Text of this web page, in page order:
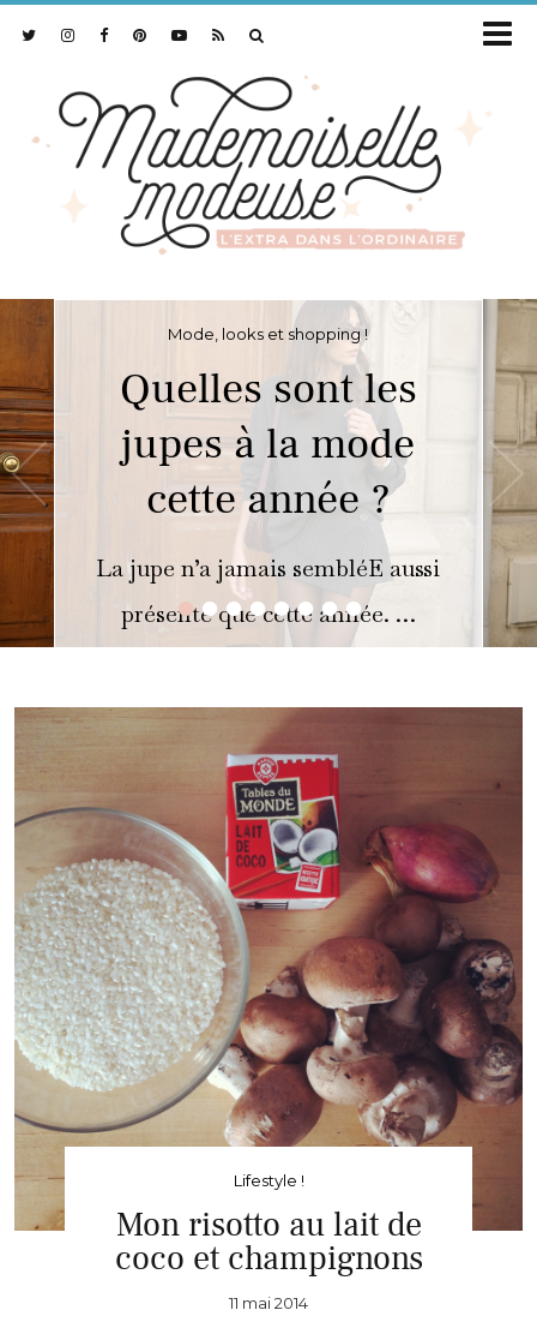
••••••••
Mode, looks et shopping !
Quelles sont les
jupes à la mode
cette année ?
La jupe n’a jamais sembléE aussi
présente que cette année. …
Lifestyle !
Mon risotto au lait de
coco et champignons
11 mai 2014